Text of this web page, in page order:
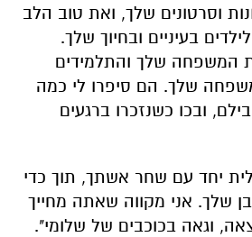
וסרטונים שלך, ואת טוב הלב
בעיניים ובחיוך שלך.
המשפחה שלך והתלמידים
שלך. הם סיפרו לי כמה
ובכו כשנזכרו ברגעים
יחד עם שחר אשתך, תוך כדי
שלך. אני מקווה שאתה מחייך
וגאה בכוכבים של שלומי".